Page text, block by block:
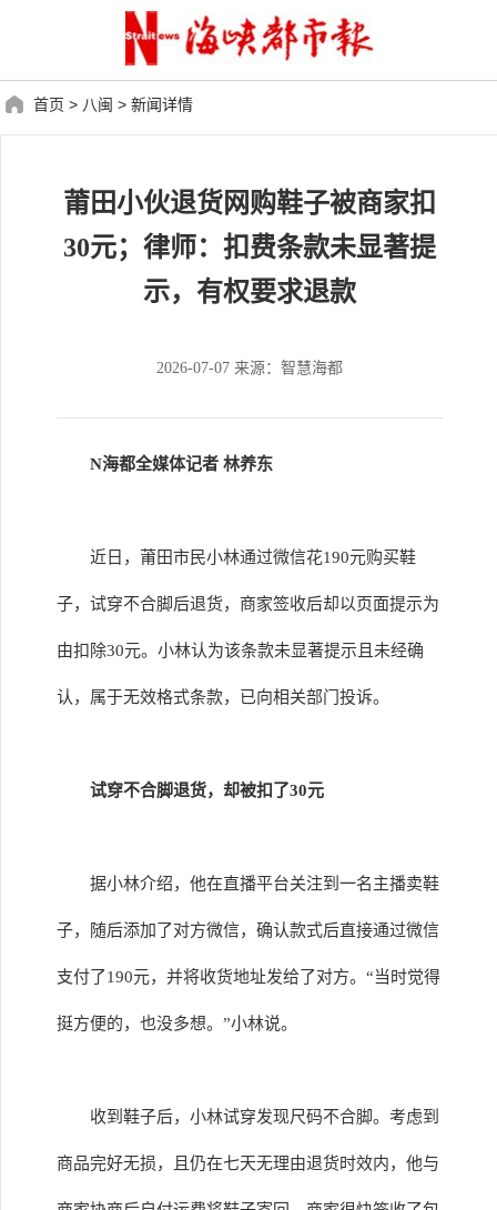
首页 > 八闽 > 新闻详情
莆田小伙退货网购鞋子被商家扣
30元；律师：扣费条款未显著提
示，有权要求退款
2026-07-07 来源：智慧海都
N海都全媒体记者 林养东
近日，莆田市民小林通过微信花190元购买鞋
子，试穿不合脚后退货，商家签收后却以页面提示为
由扣除30元。小林认为该条款未显著提示且未经确
认，属于无效格式条款，已向相关部门投诉。
试穿不合脚退货，却被扣了30元
据小林介绍，他在直播平台关注到一名主播卖鞋
子，随后添加了对方微信，确认款式后直接通过微信
支付了190元，并将收货地址发给了对方。“当时觉得
挺方便的，也没多想。”小林说。
收到鞋子后，小林试穿发现尺码不合脚。考虑到
商品完好无损，且仍在七天无理由退货时效内，他与